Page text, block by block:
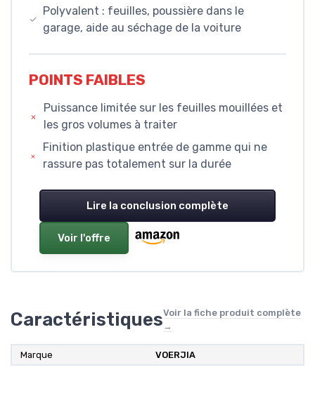
Polyvalent : feuilles, poussière dans le
garage, aide au séchage de la voiture
POINTS FAIBLES
Puissance limitée sur les feuilles mouillées et
les gros volumes à traiter
Finition plastique entrée de gamme qui ne
rassure pas totalement sur la durée
Lire la conclusion complète
Voir l'offre
CaractéristiquesVoir la fiche produit complète
→
Marque VOERJIA